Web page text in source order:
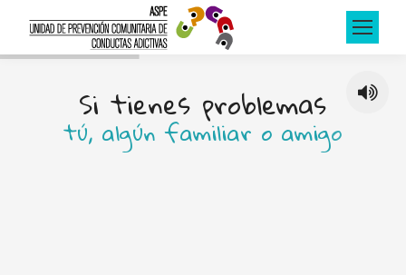
Si tienes problemas
tú, algún familiar o amigo
de rn